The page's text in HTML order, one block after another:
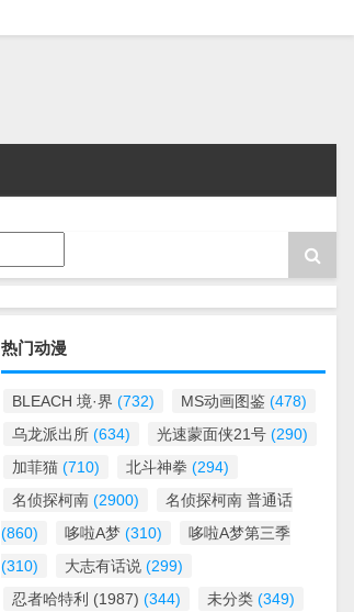
热门动漫
BLEACH 境·界 (732) MS动画图鉴 (478)
乌龙派出所 (634) 光速蒙面侠21号 (290)
加菲猫 (710) 北斗神拳 (294)
名侦探柯南 (2900)
名侦探柯南 普通话
(860)
哆啦A梦 (310)
哆啦A梦第三季
(310)
大志有话说 (299)
忍者哈特利 (1987) (344) 未分类 (349)